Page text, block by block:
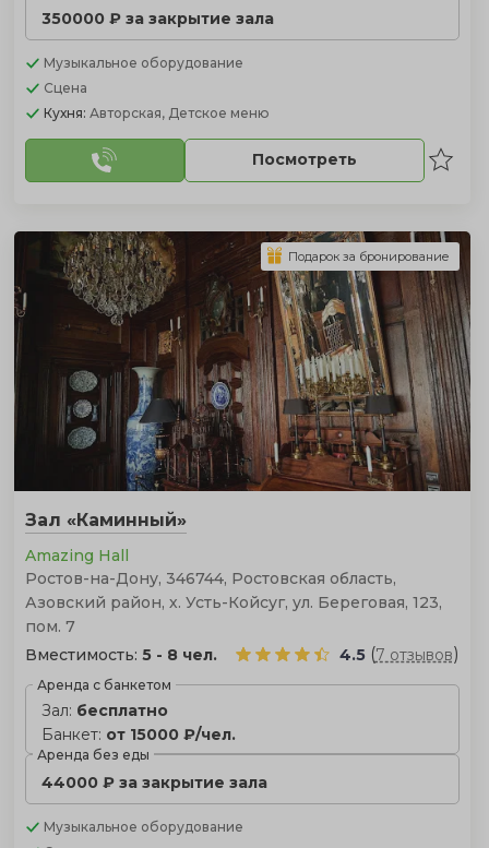
350000 ₽ за закрытие зала
Музыкальное оборудование
Сцена
Кухня: Авторская, Детское меню
Посмотреть
Зал «Каминный»
Amazing Hall
Ростов-на-Дону, 346744, Ростовская область,
Азовский район, х. Усть-Койсуг, ул. Береговая, 123,
пом. 7
Вместимость: 5 - 8 чел. 4.5 (7 отзывов)
Аренда с банкетом
Зал: бесплатно
Банкет: от 15000 ₽/чел.
Аренда без еды
44000 ₽ за закрытие зала
Музыкальное оборудование
Подарок за бронирование